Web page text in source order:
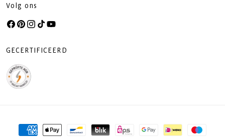
Volg ons
Facebook
Pinterest
Instagram
TikTokYouTube
GECERTIFICEERD
Betaalmethoden